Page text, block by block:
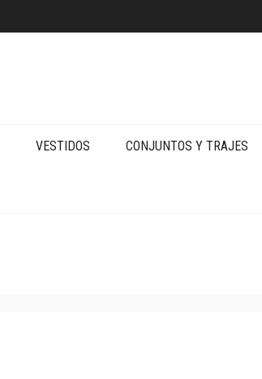
VESTIDOS CONJUNTOS Y TRAJES